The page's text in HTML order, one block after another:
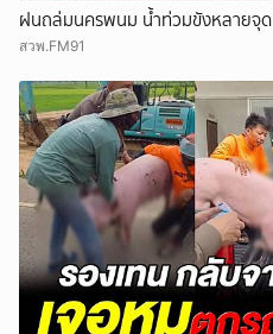
ฝนถล่มนครพนม น้ำท่วมขังหลายจุด
สวพ.FM91